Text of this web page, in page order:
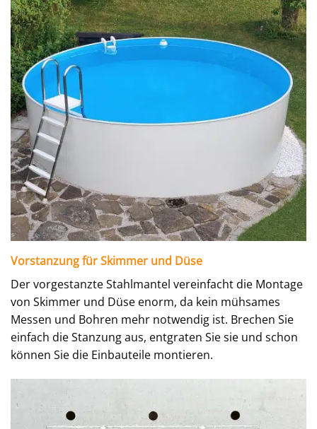
Vorstanzung für Skimmer und Düse
Der vorgestanzte Stahlmantel vereinfacht die Montage
von Skimmer und Düse enorm, da kein mühsames
Messen und Bohren mehr notwendig ist. Brechen Sie
einfach die Stanzung aus, entgraten Sie sie und schon
können Sie die Einbauteile montieren.